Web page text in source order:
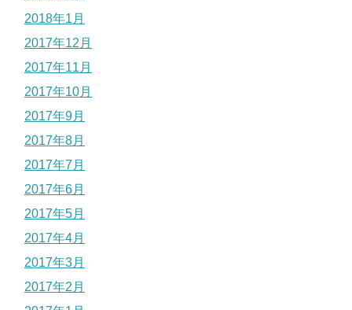
2018年1月
2017年12月
2017年11月
2017年10月
2017年9月
2017年8月
2017年7月
2017年6月
2017年5月
2017年4月
2017年3月
2017年2月